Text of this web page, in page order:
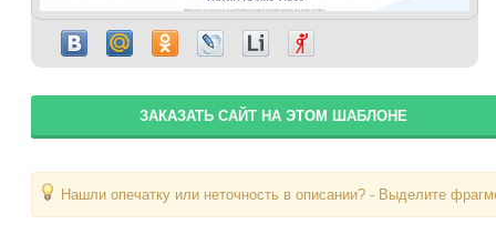
ЗАКАЗАТЬ САЙТ НА ЭТОМ ШАБЛОНЕ
Нашли опечатку или неточность в описании? - Выделите